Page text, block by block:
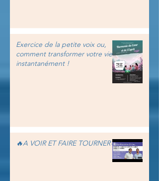
Exercice de la petite voix ou,
comment transformer votre vie
instantanément !
🔥A VOIR ET FAIRE TOURNER🔥